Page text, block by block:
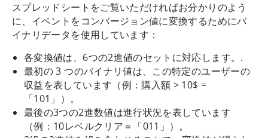
スプレッドシートをご覧いただければお分かりのよう
に、イベントをコンバージョン値に変換するためにバ
イナリデータを使用しています：
各変換値は、6つの2進値のセットに対応します。.
最初の 3 つのバイナリ値は、この特定のユーザーの
収益を表しています（例：購入額 > 10$ =
「101」）。
最後の3つの2進数値は進行状況を表しています
（例：10レベルクリア＝「011」）。